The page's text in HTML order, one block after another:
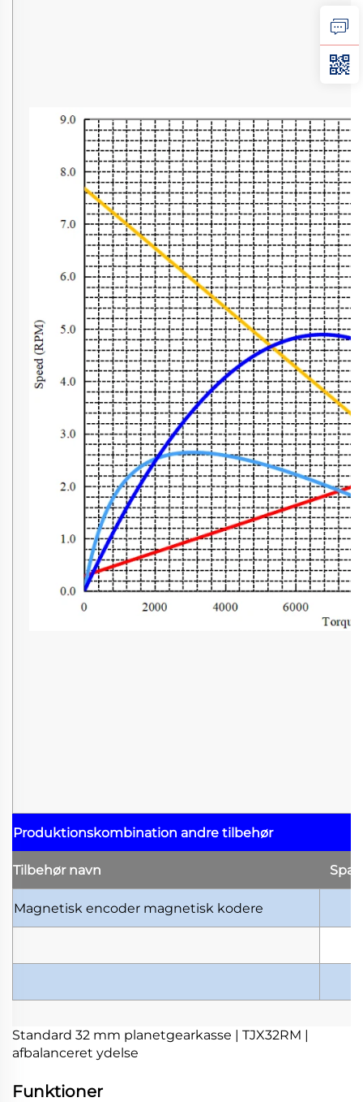
Produktionskombination andre tilbehør
Tilbehør navn
Magnetisk encoder magnetisk kodere
Standard 32 mm planetgearkasse | TJX32RM |
afbalanceret ydelse
Funktioner